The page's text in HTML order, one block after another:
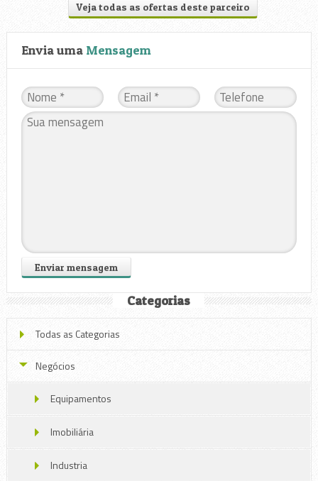
Veja todas as ofertas deste parceiro
Envia uma Mensagem
Categorias
Todas as Categorias
Negócios
Equipamentos
Imobiliária
Industria